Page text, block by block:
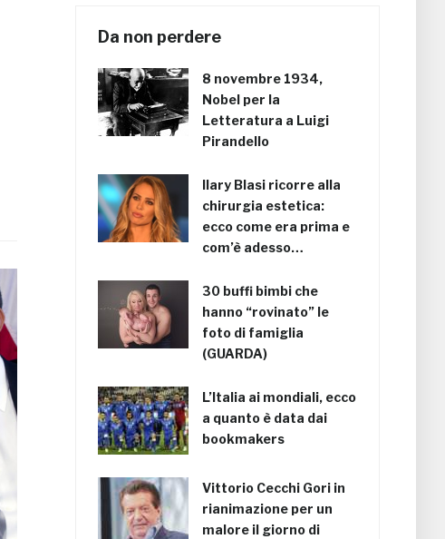
Da non perdere
8 novembre 1934,
Nobel per la
Letteratura a Luigi
Pirandello
Ilary Blasi ricorre alla
chirurgia estetica:
ecco come era prima e
com’è adesso…
30 buffi bimbi che
hanno “rovinato” le
foto di famiglia
(GUARDA)
L’Italia ai mondiali, ecco
a quanto è data dai
bookmakers
Vittorio Cecchi Gori in
rianimazione per un
malore il giorno di